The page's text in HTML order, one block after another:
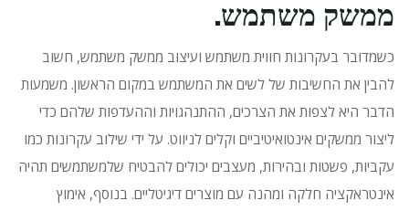
ממשק משתמש.
כשמדובר בעקרונות חווית משתמש ועיצוב ממשק משתמש, חשוב
להבין את החשיבות של לשים את המשתמש במקום הראשון. משמעות
הדבר היא לצפות את הצרכים, ההתנהגויות וההעדפות שלהם כדי
ליצור ממשקים אינטואיטיביים וקלים לניווט. על ידי שילוב עקרונות כמו
עקביות, פשטות ובהירות, מעצבים יכולים להבטיח שלמשתמשים תהיה
אינטראקציה חלקה ומהנה עם מוצרים דיגיטליים. בנוסף, אימוץ